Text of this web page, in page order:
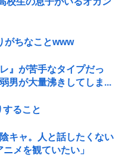
がちなことwww
』が苦手なタイプだっ
男が大量沸きしてしま...
ること
キャ。人と話したくない
メを観ていたい」